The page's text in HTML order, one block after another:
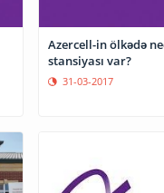
Azercell-in ölkədə
stansiyası var?
31-03-2017